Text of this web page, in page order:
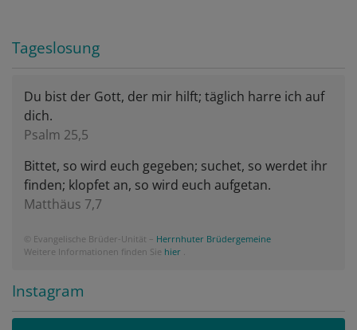
Tageslosung
Du bist der Gott, der mir hilft; täglich harre ich auf
dich.
Psalm 25,5
Bittet, so wird euch gegeben; suchet, so werdet ihr
finden; klopfet an, so wird euch aufgetan.
Matthäus 7,7
© Evangelische Brüder-Unität – Herrnhuter Brüdergemeine
Weitere Informationen finden Sie hier .
Instagram